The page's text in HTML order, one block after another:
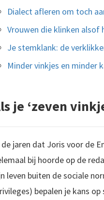
Dialect afleren om toch
Vrouwen die klinken alsof
Je stemklank: de
Minder vinkjes en minder
je ‘zeven
de jaren dat Joris voor de
bij hoorde op de
leven buiten de sociale
bepalen je kans